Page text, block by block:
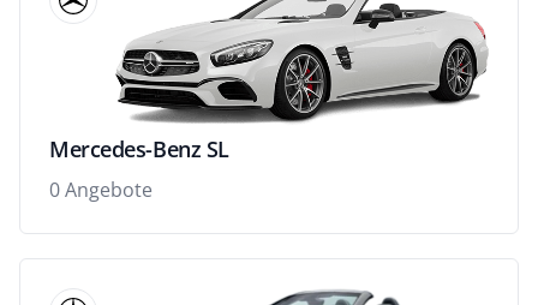
Mercedes-Benz SL
0 Angebote